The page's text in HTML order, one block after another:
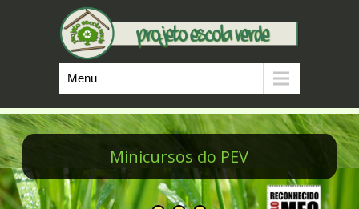
Minicursos do PEV
Menu